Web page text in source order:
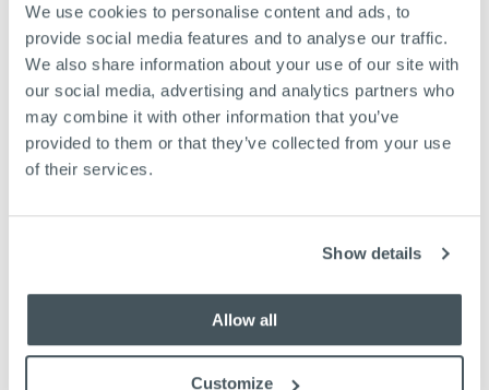
We use cookies to personalise content and ads, to
provide social media features and to analyse our traffic.
We also share information about your use of our site with
our social media, advertising and analytics partners who
may combine it with other information that you’ve
provided to them or that they’ve collected from your use
of their services.
Show details
Allow all
Customize